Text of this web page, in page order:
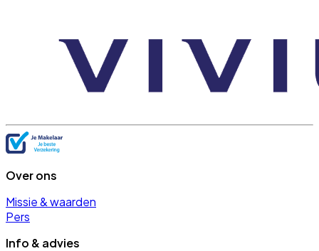
Over ons
Missie & waarden
Pers
Info & advies